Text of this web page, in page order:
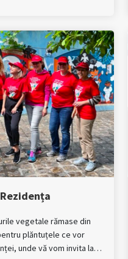
vegetale rămase din
plăntuțele ce vor
unde vă vom invita la